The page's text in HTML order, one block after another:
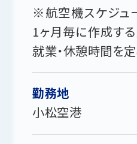
※航空機スケジュ
1ヶ月毎に作成す
就業・休憩時間を定
勤務地
小松空港